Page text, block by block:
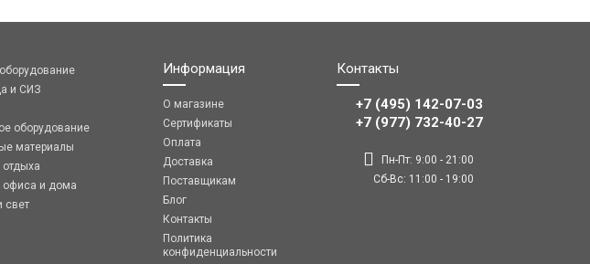
и СИЗ
оборудование
материалы
офиса и дома
свет
Информация
О магазине
Сертификаты
Оплата
Доставка
Поставщикам
Блог
Контакты
Политика
конфиденциальности
Контакты
+7 (495) 142-07-03
‎‎+7 (977) 732-40-27
Пн-Пт: 9:00 - 21:00
Сб-Вс: 11:00 - 19:00